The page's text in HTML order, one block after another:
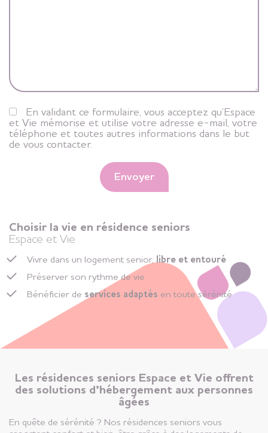
En validant ce formulaire, vous acceptez qu’Espace
et Vie mémorise et utilise votre adresse e-mail, votre
téléphone et toutes autres informations dans le but
de vous contacter.
Envoyer
Choisir la vie en résidence seniors
Espace et Vie
Vivre dans un logement senior, libre et entouré
Préserver son rythme de vie
Bénéficier de services adaptés en toute sérénité
Les résidences seniors Espace et Vie offrent
des solutions d’hébergement aux personnes
âgées
En quête de sérénité ? Nos résidences seniors vous